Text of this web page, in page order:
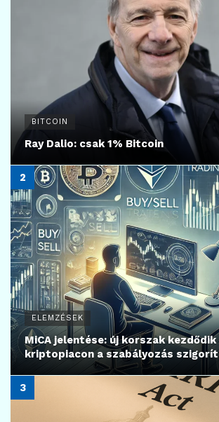
BITCOIN
Ray Dalio: csak 1% Bitcoin
ELEMZÉSEK
MiCA jelentése: új korszak kezdődik
kriptopiacon a szabályozás